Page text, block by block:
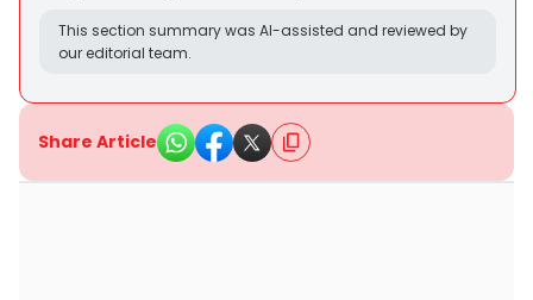
This section summary was AI-assisted and reviewed by
our editorial team.
Share Article